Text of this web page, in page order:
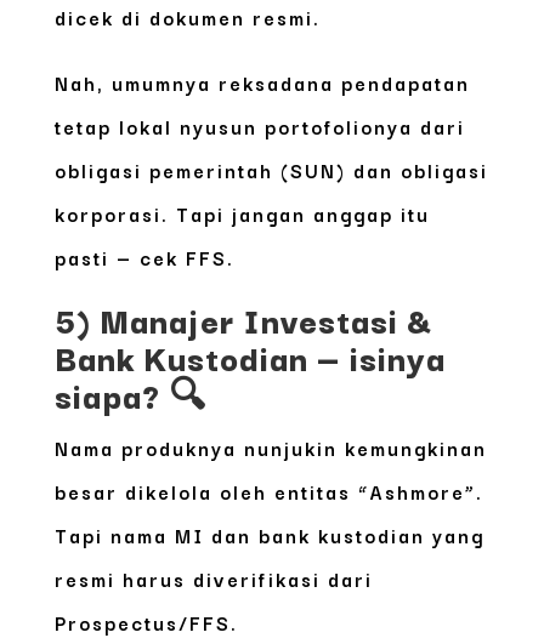
dicek di dokumen resmi.
Nah, umumnya reksadana pendapatan
tetap lokal nyusun portofolionya dari
obligasi pemerintah (SUN) dan obligasi
korporasi. Tapi jangan anggap itu
pasti — cek FFS.
5) Manajer Investasi &
Bank Kustodian — isinya
siapa? 🔍
Nama produknya nunjukin kemungkinan
besar dikelola oleh entitas “Ashmore”.
Tapi nama MI dan bank kustodian yang
resmi harus diverifikasi dari
Prospectus/FFS.